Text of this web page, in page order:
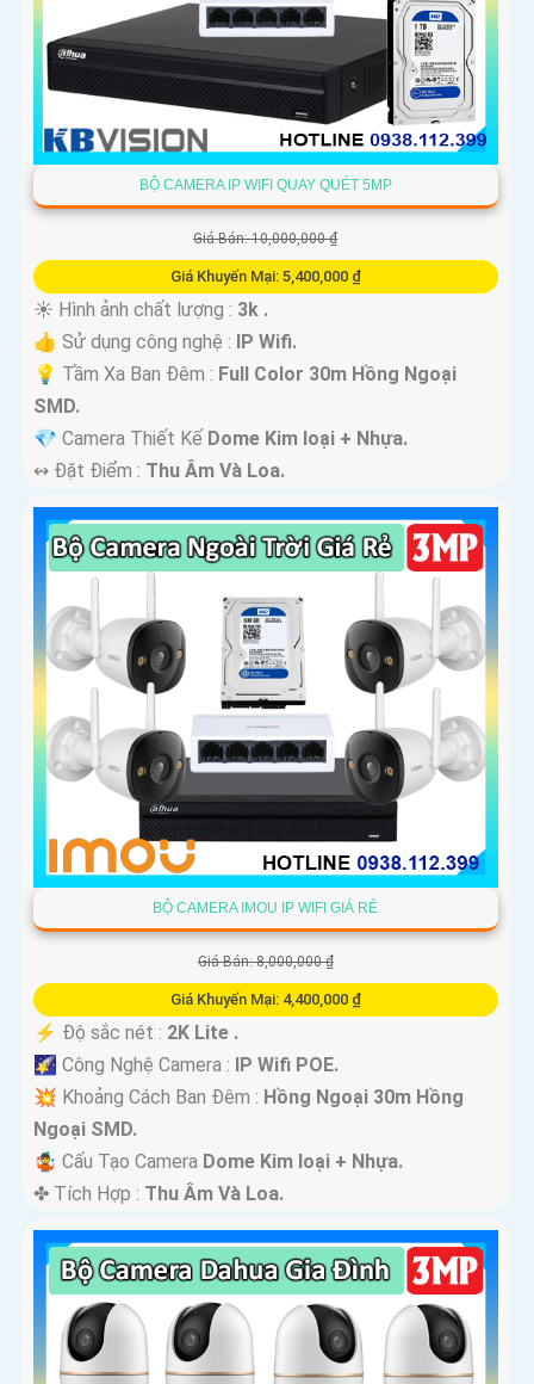
BỘ CAMERA IP WIFI QUAY QUÉT 5MP
Giá Bán: 10,000,000 ₫
Giá Khuyến Mại: 5,400,000 ₫
☀️ Hình ảnh chất lượng : 3k .
👍 Sử dụng công nghệ : IP Wifi.
💡 Tầm Xa Ban Đêm : Full Color 30m Hồng Ngoại
SMD.
💎 Camera Thiết Kế Dome Kim loại + Nhựa.
️↭ Đặt Điểm : Thu Âm Và Loa.
BỘ CAMERA IMOU IP WIFI GIÁ RẺ
Giá Bán: 8,000,000 ₫
Giá Khuyến Mại: 4,400,000 ₫
️⚡ Độ sắc nét : 2K Lite .
🌠 Công Nghệ Camera : IP Wifi POE.
💥 Khoảng Cách Ban Đêm : Hồng Ngoại 30m Hồng
Ngoại SMD.
🤹 Cấu Tạo Camera Dome Kim loại + Nhựa.
️✤ Tích Hợp : Thu Âm Và Loa.